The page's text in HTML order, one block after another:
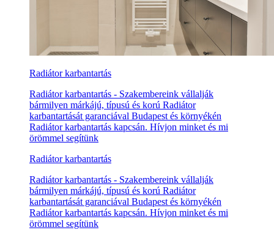
Radiátor karbantartás
Radiátor karbantartás - Szakembereink vállalják
bármilyen márkájú, típusú és korú Radiátor
karbantartását garanciával Budapest és környékén
Radiátor karbantartás kapcsán. Hívjon minket és mi
örömmel segítünk
Radiátor karbantartás
Radiátor karbantartás - Szakembereink vállalják
bármilyen márkájú, típusú és korú Radiátor
karbantartását garanciával Budapest és környékén
Radiátor karbantartás kapcsán. Hívjon minket és mi
örömmel segítünk